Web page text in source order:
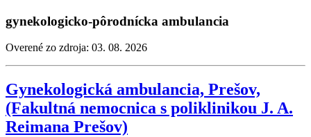
gynekologicko-pôrodnícka ambulancia
Overené zo zdroja: 03. 08. 2026
Gynekologická ambulancia, Prešov,
(Fakultná nemocnica s poliklinikou J. A.
Reimana Prešov)